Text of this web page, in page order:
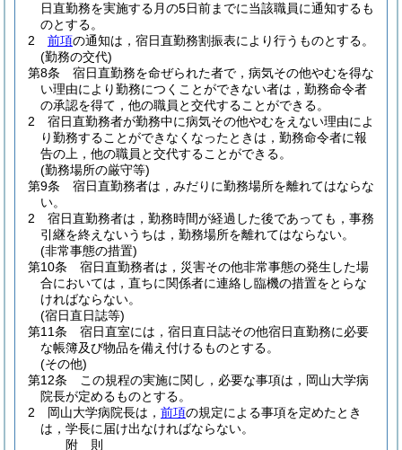
日直勤務を実施する月の5日前までに当該職員に通知するも
のとする。
2
前項の通知は，宿日直勤務割振表により行うものとする。
(勤務の交代)
第8条
宿日直勤務を命ぜられた者で，病気その他やむを得な
い理由により勤務につくことができない者は，勤務命令者
の承認を得て，他の職員と交代することができる。
2
宿日直勤務者が勤務中に病気その他やむをえない理由によ
り勤務することができなくなったときは，勤務命令者に報
告の上，他の職員と交代することができる。
(勤務場所の厳守等)
第9条
宿日直勤務者は，みだりに勤務場所を離れてはならな
い。
2
宿日直勤務者は，勤務時間が経過した後であっても，事務
引継を終えないうちは，勤務場所を離れてはならない。
(非常事態の措置)
第10条
宿日直勤務者は，災害その他非常事態の発生した場
合においては，直ちに関係者に連絡し臨機の措置をとらな
ければならない。
(宿日直日誌等)
第11条
宿日直室には，宿日直日誌その他宿日直勤務に必要
な帳簿及び物品を備え付けるものとする。
(その他)
第12条
この規程の実施に関し，必要な事項は，岡山大学病
院長が定めるものとする。
2
岡山大学病院長は， 前項の規定による事項を定めたとき
は，学長に届け出なければならない。
附 則